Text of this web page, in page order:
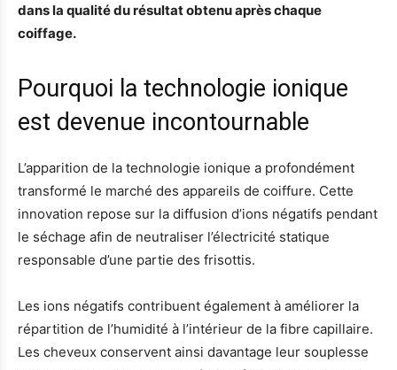
dans la qualité du résultat obtenu après chaque
coiffage.
Pourquoi la technologie ionique
est devenue incontournable
L’apparition de la technologie ionique a profondément
transformé le marché des appareils de coiffure. Cette
innovation repose sur la diffusion d’ions négatifs pendant
le séchage afin de neutraliser l’électricité statique
responsable d’une partie des frisottis.
Les ions négatifs contribuent également à améliorer la
répartition de l’humidité à l’intérieur de la fibre capillaire.
Les cheveux conservent ainsi davantage leur souplesse